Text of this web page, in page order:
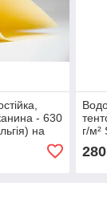
- 630
на
г/м²
280